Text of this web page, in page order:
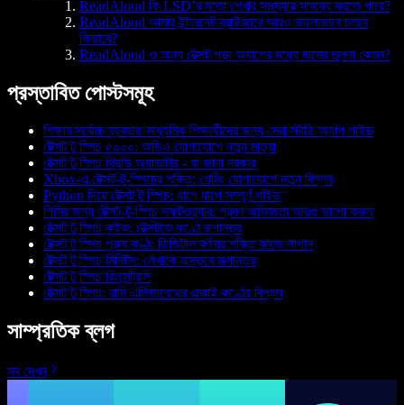
ReadAloud কি LSD’র মতো শেখার সমস্যায় সাহায্য করতে পারে?
ReadAloud আমার ইন্টারনেট ব্রাউজারে আরও ভালোভাবে চলবে
কিভাবে?
ReadAloud ও অন্য টেক্সট পড়া অ্যাপের মধ্যে দামের তুলনা কেমন?
প্রস্তাবিত পোস্টসমূহ
শিক্ষার সর্বোচ্চ ব্যবহার: মাধ্যমিক শিক্ষার্থীদের জন্য সেরা স্টাডি অ্যাপ গাইড
টেক্সট টু স্পিচ ৫০০০: অডিও যোগাযোগে নতুন মাত্রা
টেক্সট টু স্পিচ থ্রিডি অ্যাভাটার - যা জানা দরকার
Xbox-এ টেক্সট-টু-স্পিচের শক্তি: গেমিং যোগাযোগে নতুন বিপ্লব
Python দিয়ে টেক্সট টু স্পিচ: ধাপে ধাপে সম্পূর্ণ গাইড
পিসির জন্য টেক্সট-টু-স্পিচ সফটওয়্যার: শ্রবণ অভিজ্ঞতা আরও ভালো করুন
টেক্সট টু স্পিচ কুইক: টেক্সটকে কণ্ঠে রূপান্তর
টেক্সট টু স্পিচ পুরুষ কণ্ঠ: ডিজিটাল বর্ণনার শক্তি কাজে লাগান
টেক্সট টু স্পিচ মিনিটস: লেখাকে বাস্তবে রূপান্তর
টেক্সট টু স্পিচ রিংসেন্ট্রাল
টেক্সট টু স্পিচ: রানি এলিজাবেথের এআই কণ্ঠের বিপ্লব
সাম্প্রতিক ব্লগ
সব দেখুন